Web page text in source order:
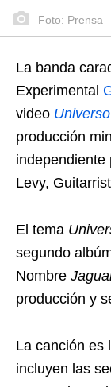
Foto: Prensa
La banda
Experimental
video
producción
independiente
Levy,
El tema
segundo
Nombre
producción y
La canción es
incluyen las